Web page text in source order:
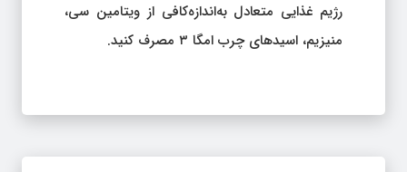
رژیم غذایی متعادل به‌اندازه‌کافی از ویتامین سی،
منیزیم، اسیدهای چرب امگا ۳ مصرف کنید.